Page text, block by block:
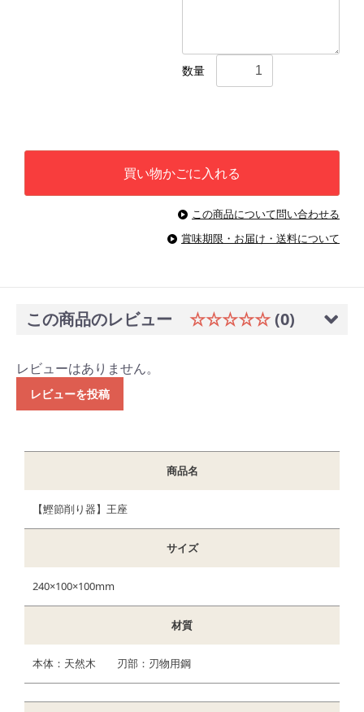
数量
買い物かごに入れる
この商品について問い合わせる
賞味期限・お届け・送料について
この商品のレビュー ☆☆☆☆☆(0)
レビューはありません。
レビューを投稿
商品名
【鰹節削り器】王座
サイズ
240×100×100mm
材質
本体：天然木 刃部：刃物用鋼